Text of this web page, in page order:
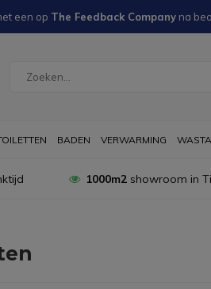
een op The Feedback Company na
BADEN VERWARMING
1000m2showroom in